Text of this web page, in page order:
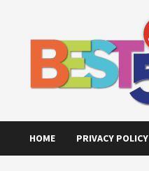
HOME PRIVACY POLICY